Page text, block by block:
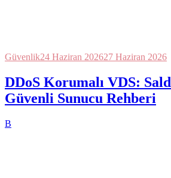
Güvenlik24 Haziran 202627 Haziran 2026
DDoS Korumalı VDS:
Güvenli Sunucu Rehberi
B